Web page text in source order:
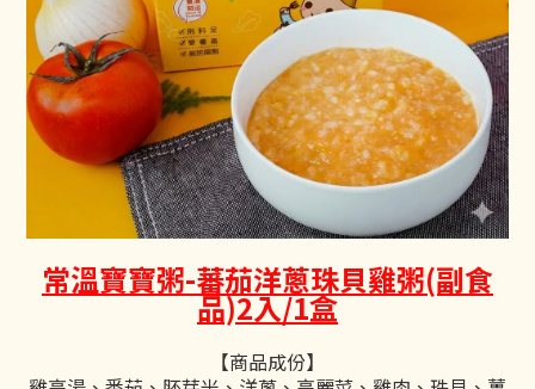
常溫寶寶粥-蕃茄洋蔥珠貝雞粥(副食
品)2入/1盒
【商品成份】